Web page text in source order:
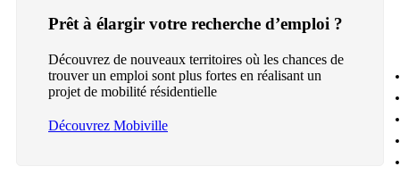
Prêt à élargir votre recherche d’emploi ?
Découvrez de nouveaux territoires où les chances de
trouver un emploi sont plus fortes en réalisant un
projet de mobilité résidentielle
Découvrez Mobiville